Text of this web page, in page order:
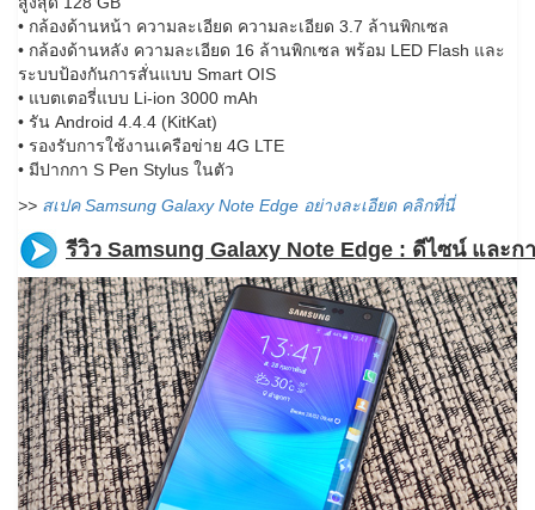
• กล้องด้านหน้า ความละเอียด ความละเอียด 3.7 ล้านพิกเซล
• กล้องด้านหลัง ความละเอียด 16 ล้านพิกเซล พร้อม LED Flash และ
ระบบป้องกันการสั่นแบบ Smart OIS
• แบตเตอรี่แบบ Li-ion 3000 mAh
• รัน Android 4.4.4 (KitKat)
• รองรับการใช้งานเครือข่าย 4G LTE
• มีปากกา S Pen Stylus ในตัว
>> สเปค Samsung Galaxy Note Edge อย่างละเอียด คลิกที่นี่
รีวิว Samsung Galaxy Note Edge : ดีไซน์ และก